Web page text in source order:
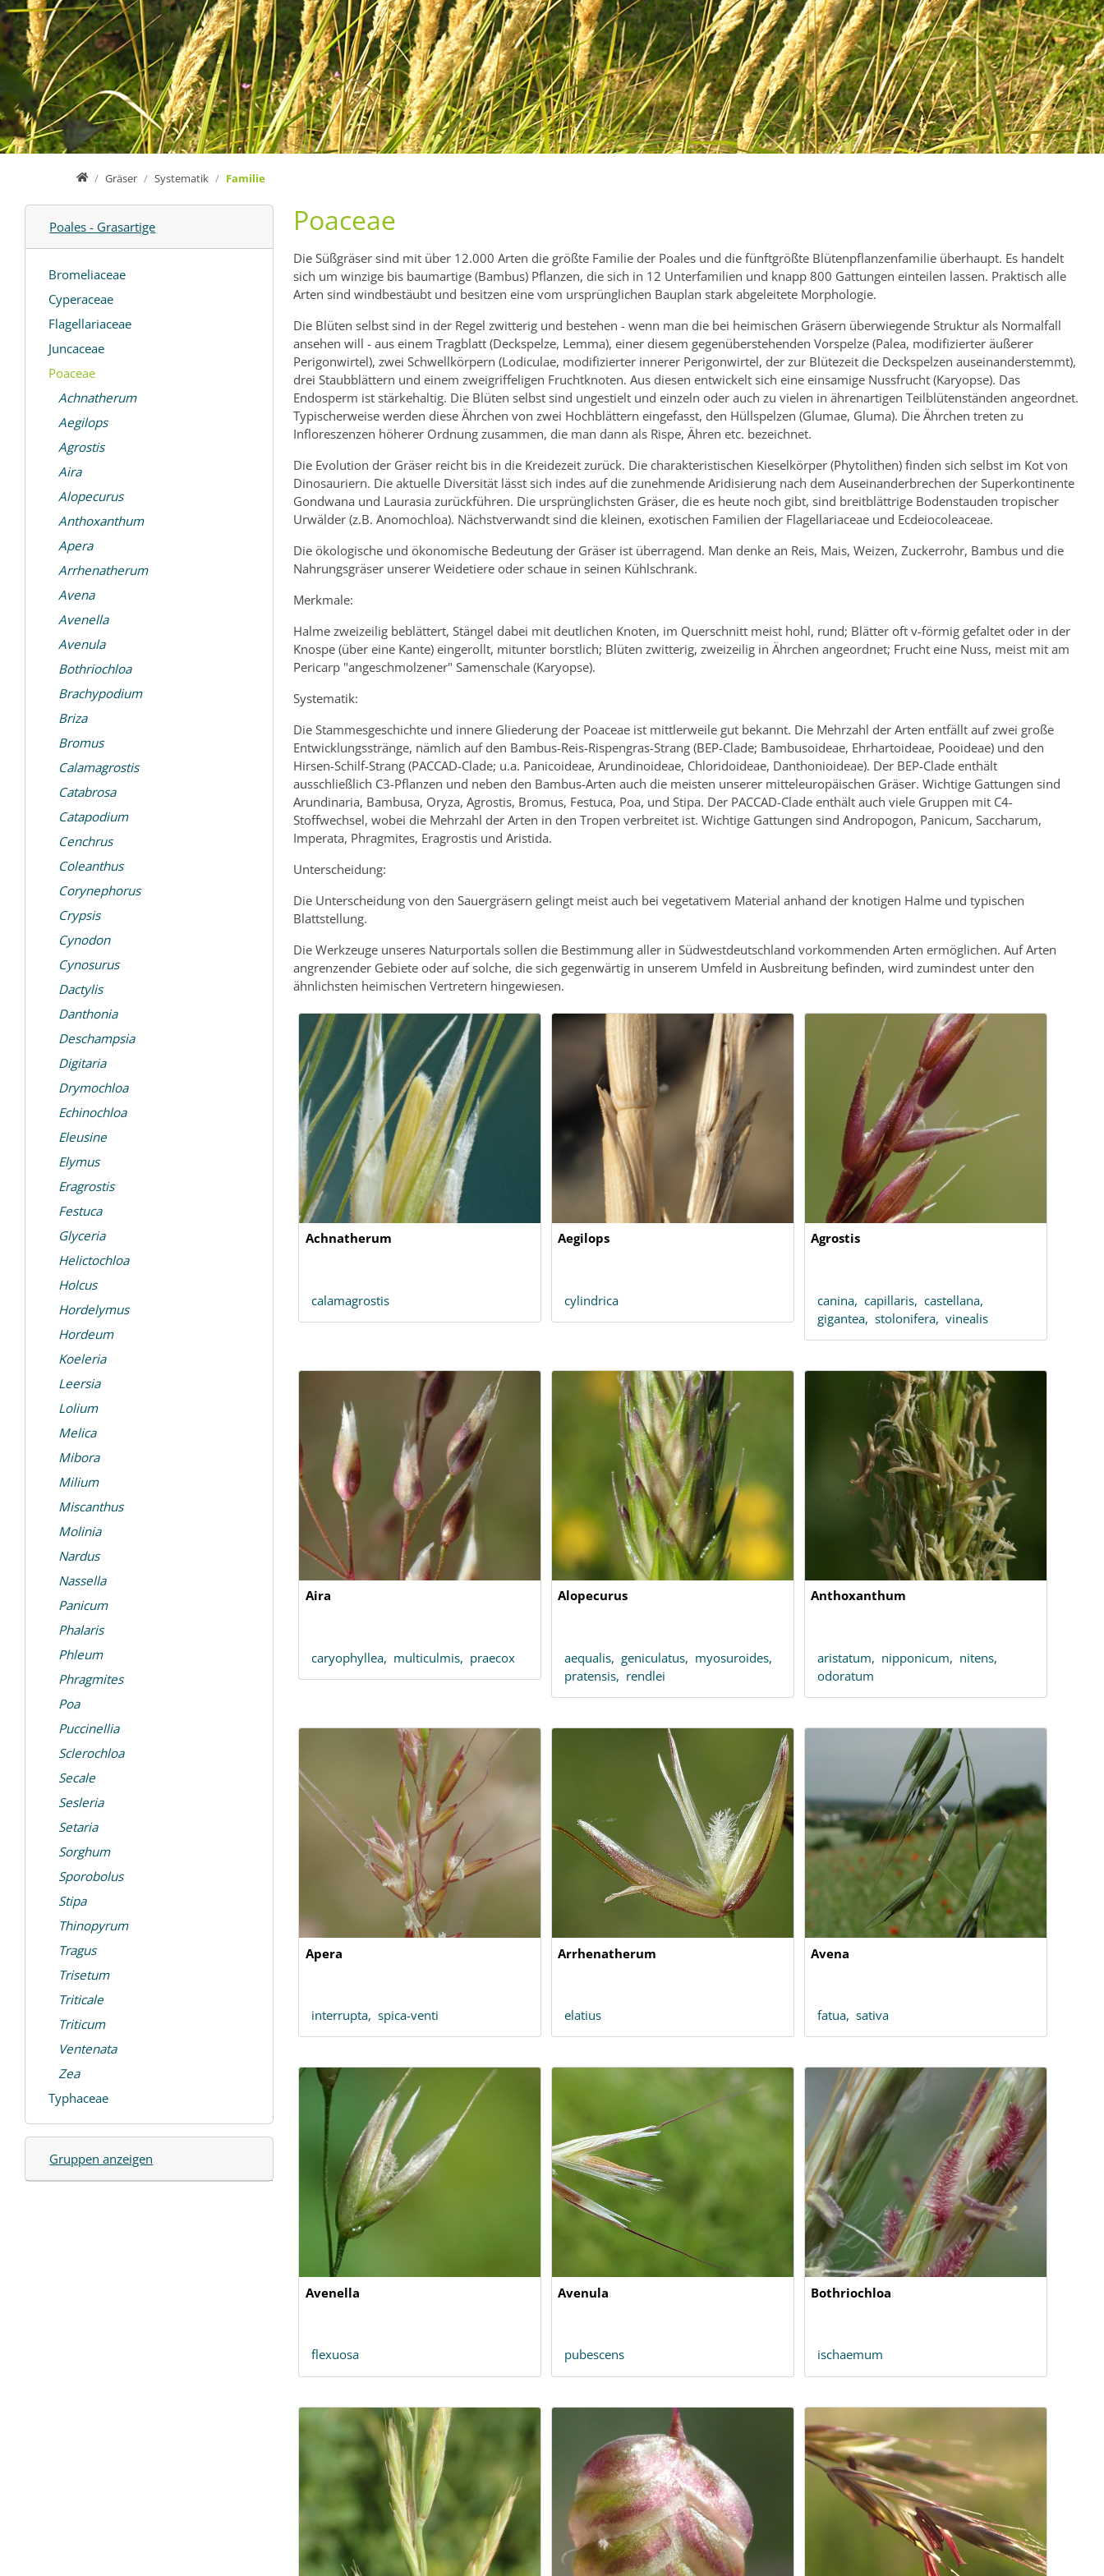
HomeGräser Systematik Familie
Poaceae
Die Süßgräser sind mit über 12.000 Arten die größte Familie der Poales und die fünftgrößte Blütenpflanzenfamilie überhaupt. Es handelt
sich um winzige bis baumartige (Bambus) Pflanzen, die sich in 12 Unterfamilien und knapp 800 Gattungen einteilen lassen. Praktisch alle
Arten sind windbestäubt und besitzen eine vom ursprünglichen Bauplan stark abgeleitete Morphologie.
Die Blüten selbst sind in der Regel zwitterig und bestehen - wenn man die bei heimischen Gräsern überwiegende Struktur als Normalfall
ansehen will - aus einem Tragblatt (Deckspelze, Lemma), einer diesem gegenüberstehenden Vorspelze (Palea, modifizierter äußerer
Perigonwirtel), zwei Schwellkörpern (Lodiculae, modifizierter innerer Perigonwirtel, der zur Blütezeit die Deckspelzen auseinanderstemmt),
drei Staubblättern und einem zweigriffeligen Fruchtknoten. Aus diesen entwickelt sich eine einsamige Nussfrucht (Karyopse). Das
Endosperm ist stärkehaltig. Die Blüten selbst sind ungestielt und einzeln oder auch zu vielen in ährenartigen Teilblütenständen angeordnet.
Typischerweise werden diese Ährchen von zwei Hochblättern eingefasst, den Hüllspelzen (Glumae, Gluma). Die Ährchen treten zu
Infloreszenzen höherer Ordnung zusammen, die man dann als Rispe, Ähren etc. bezeichnet.
Die Evolution der Gräser reicht bis in die Kreidezeit zurück. Die charakteristischen Kieselkörper (Phytolithen) finden sich selbst im Kot von
Dinosauriern. Die aktuelle Diversität lässt sich indes auf die zunehmende Aridisierung nach dem Auseinanderbrechen der Superkontinente
Gondwana und Laurasia zurückführen. Die ursprünglichsten Gräser, die es heute noch gibt, sind breitblättrige Bodenstauden tropischer
Urwälder (z.B. Anomochloa). Nächstverwandt sind die kleinen, exotischen Familien der Flagellariaceae und Ecdeiocoleaceae.
Die ökologische und ökonomische Bedeutung der Gräser ist überragend. Man denke an Reis, Mais, Weizen, Zuckerrohr, Bambus und die
Nahrungsgräser unserer Weidetiere oder schaue in seinen Kühlschrank.
Merkmale:
Halme zweizeilig beblättert, Stängel dabei mit deutlichen Knoten, im Querschnitt meist hohl, rund; Blätter oft v-förmig gefaltet oder in der
Knospe (über eine Kante) eingerollt, mitunter borstlich; Blüten zwitterig, zweizeilig in Ährchen angeordnet; Frucht eine Nuss, meist mit am
Pericarp "angeschmolzener" Samenschale (Karyopse).
Systematik:
Die Stammesgeschichte und innere Gliederung der Poaceae ist mittlerweile gut bekannt. Die Mehrzahl der Arten entfällt auf zwei große
Entwicklungsstränge, nämlich auf den Bambus-Reis-Rispengras-Strang (BEP-Clade; Bambusoideae, Ehrhartoideae, Pooideae) und den
Hirsen-Schilf-Strang (PACCAD-Clade; u.a. Panicoideae, Arundinoideae, Chloridoideae, Danthonioideae). Der BEP-Clade enthält
ausschließlich C3-Pflanzen und neben den Bambus-Arten auch die meisten unserer mitteleuropäischen Gräser. Wichtige Gattungen sind
Arundinaria, Bambusa, Oryza, Agrostis, Bromus, Festuca, Poa, und Stipa. Der PACCAD-Clade enthält auch viele Gruppen mit C4-
Stoffwechsel, wobei die Mehrzahl der Arten in den Tropen verbreitet ist. Wichtige Gattungen sind Andropogon, Panicum, Saccharum,
Imperata, Phragmites, Eragrostis und Aristida.
Unterscheidung:
Die Unterscheidung von den Sauergräsern gelingt meist auch bei vegetativem Material anhand der knotigen Halme und typischen
Blattstellung.
Die Werkzeuge unseres Naturportals sollen die Bestimmung aller in Südwestdeutschland vorkommenden Arten ermöglichen. Auf Arten
angrenzender Gebiete oder auf solche, die sich gegenwärtig in unserem Umfeld in Ausbreitung befinden, wird zumindest unter den
ähnlichsten heimischen Vertretern hingewiesen.
Achnatherum
calamagrostis
Aegilops
cylindrica
Agrostis
canina,capillaris,castellana,
gigantea,stolonifera,vinealis
Aira
caryophyllea, multiculmis, praecox
Alopecurus
aequalis,geniculatus, myosuroides,
pratensis, rendlei
Anthoxanthum
aristatum, nipponicum, nitens,
odoratum
Apera
interrupta,spica-venti
Arrhenatherum
elatius
Avena
fatua,sativa
Avenella
flexuosa
Avenula
pubescens
Bothriochloa
ischaemum
Poales - Grasartige
Bromeliaceae
Cyperaceae
Flagellariaceae
Juncaceae
Poaceae
Achnatherum
Aegilops
Agrostis
Aira
Alopecurus
Anthoxanthum
Apera
Arrhenatherum
Avena
Avenella
Avenula
Bothriochloa
Brachypodium
Briza
Bromus
Calamagrostis
Catabrosa
Catapodium
Cenchrus
Coleanthus
Corynephorus
Crypsis
Cynodon
Cynosurus
Dactylis
Danthonia
Deschampsia
Digitaria
Drymochloa
Echinochloa
Eleusine
Elymus
Eragrostis
Festuca
Glyceria
Helictochloa
Holcus
Hordelymus
Hordeum
Koeleria
Leersia
Lolium
Melica
Mibora
Milium
Miscanthus
Molinia
Nardus
Nassella
Panicum
Phalaris
Phleum
Phragmites
Poa
Puccinellia
Sclerochloa
Secale
Sesleria
Setaria
Sorghum
Sporobolus
Stipa
Thinopyrum
Tragus
Trisetum
Triticale
Triticum
Ventenata
Zea
Typhaceae
Gruppen anzeigen